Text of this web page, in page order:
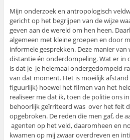
Mijn onderzoek en antropologisch
gericht op het begrijpen van de wijze
geven aan de wereld om hen heen.
algemeen met kleine groepen en door
informele gesprekken. Deze manier
distantie én onderdompeling. Wat er in
is dat je je helemaal ondergedompeld
van dat moment. Het is moeilijk
figuurlijk) hoewel het filmen van het
realiseer me dat ik, toen de politie ons
behoorlijk geïrriteerd was over het feit
opgebroken. De reden die men gaf, de
agenten op het veld, daaromheen en
kwamen op mij zwaar overdreven en